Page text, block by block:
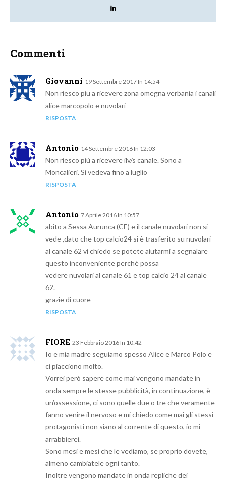
Commenti
Giovanni 19 Settembre 2017 In 14:54
Non riesco piu a ricevere zona omegna verbania i canali
alice marcopolo e nuvolari
RISPOSTA
Antonio 14 Settembre 2016 In 12:03
Non riesco più a ricevere ilv/s canale. Sono a
Moncalieri. Si vedeva fino a luglio
RISPOSTA
Antonio 7 Aprile 2016 In 10:57
abito a Sessa Aurunca (CE) e il canale nuvolari non si
vede ,dato che top calcio24 si è trasferito su nuvolari
al canale 62 vi chiedo se potete aiutarmi a segnalare
questo inconveniente perchè possa
vedere nuvolari al canale 61 e top calcio 24 al canale
62.
grazie di cuore
RISPOSTA
FIORE 23 Febbraio 2016 In 10:42
Io e mia madre seguiamo spesso Alice e Marco Polo e
ci piacciono molto.
Vorrei però sapere come mai vengono mandate in
onda sempre le stesse pubblicità, in continuazione, è
un’ossessione, ci sono quelle due o tre che veramente
fanno venire il nervoso e mi chiedo come mai gli stessi
protagonisti non siano al corrente di questo, io mi
arrabbierei.
Sono mesi e mesi che le vediamo, se proprio dovete,
almeno cambiatele ogni tanto.
Inoltre vengono mandate in onda repliche dei